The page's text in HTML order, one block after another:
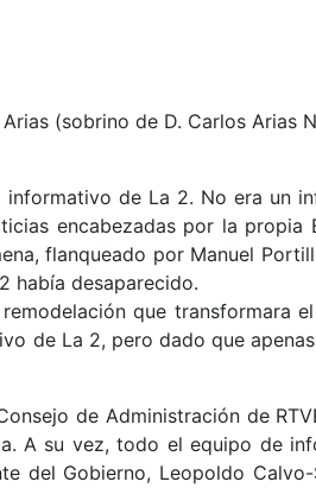
(sobrino de D. Carlos Arias
de La 2. No era un
encabezadas por la propia
flanqueado por Manuel
había desaparecido.
que transformara
de La 2, pero dado que
de Administración de
A su vez, todo el equipo de
del Gobierno, Leopoldo